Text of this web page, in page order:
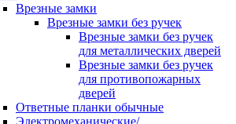
Врезные замки
Врезные замки без ручек
Врезные замки без ручек
для металлических дверей
Врезные замки без ручек
для противопожарных
дверей
Ответные планки обычные